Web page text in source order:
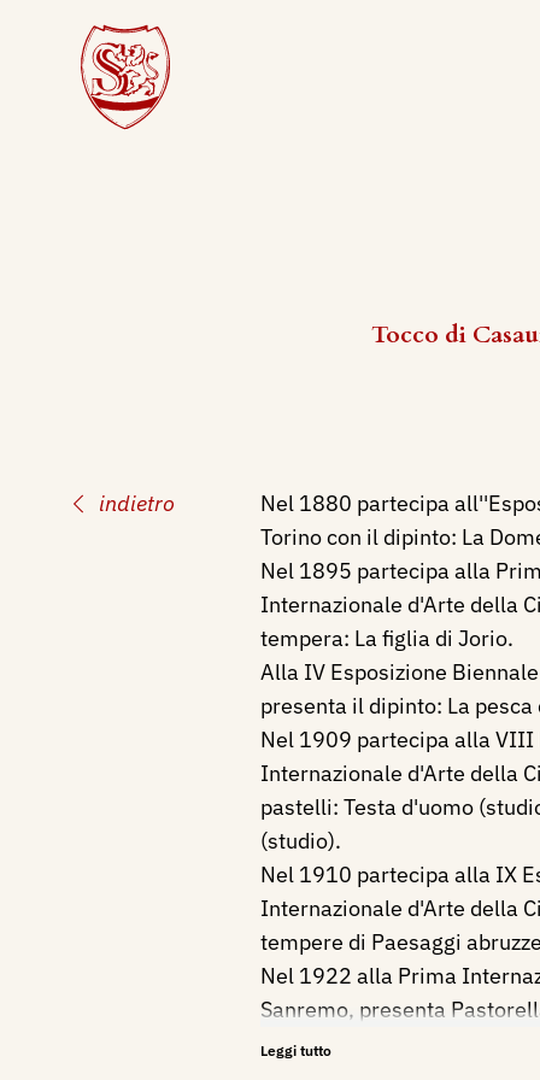
Tocco di
indietro
Nel 1880 partecipa
Torino con il dipinto: La
Nel 1895 partecipa alla
Internazionale d'Arte della
tempera: La figlia di Jorio.
Alla IV Esposizione
presenta il dipinto: La
Nel 1909 partecipa alla VIII
Internazionale d'Arte della
pastelli: Testa d'uomo
(studio).
Nel 1910 partecipa alla IX
Internazionale d'Arte della
tempere di Paesaggi
Nel 1922 alla Prima
Sanremo, presenta
Nel 1922 è presente il
Leggi tutto